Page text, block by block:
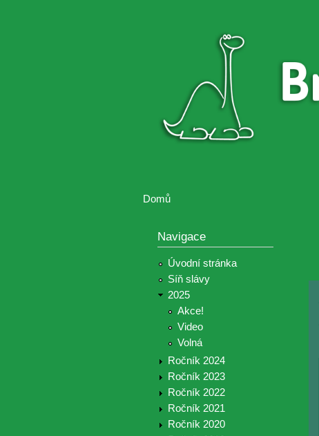
Brontosaurus
Brontosaurus
Domů
Navigace
Úvodní stránka
Síň slávy
2025
Akce!
Video
Volná
Ročník 2024
Ročník 2023
Ročník 2022
Ročník 2021
Ročník 2020